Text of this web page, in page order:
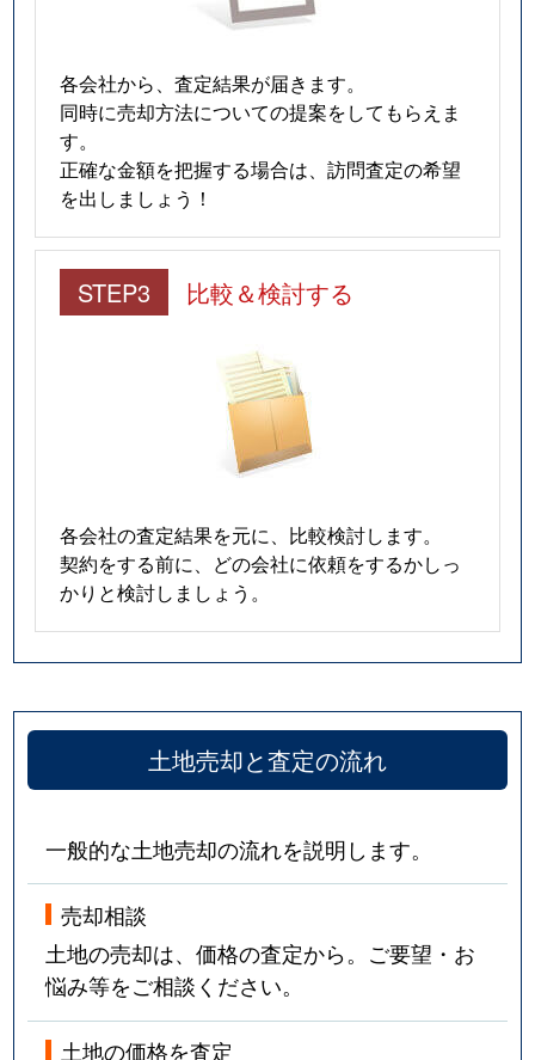
各会社から、査定結果が届きます。
同時に売却方法についての提案をしてもらえま
す。
正確な金額を把握する場合は、訪問査定の希望
を出しましょう！
STEP3 比較＆検討する
各会社の査定結果を元に、比較検討します。
契約をする前に、どの会社に依頼をするかしっ
かりと検討しましょう。
土地売却と査定の流れ
一般的な土地売却の流れを説明します。
売却相談
土地の売却は、価格の査定から。ご要望・お
悩み等をご相談ください。
土地の価格を査定